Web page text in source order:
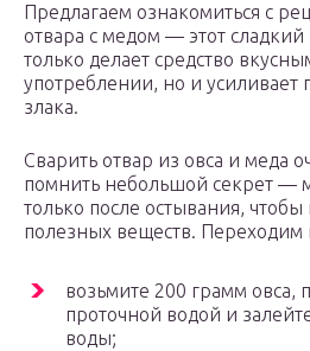
Предлагаем ознакомиться с
отвара с медом — этот
только делает средство
употреблении, но и усиливает
злака.
Сварить отвар из овса и меда
помнить небольшой секрет —
только после остывания,
полезных веществ. Переходим
возьмите 200 грамм овса,
проточной водой и
воды;